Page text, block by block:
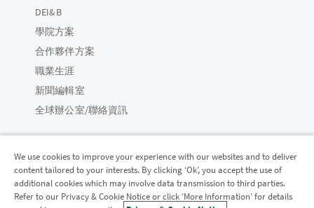
DEI&B
學院方案
合作夥伴方案
職業生涯
新聞編輯室
全球辦公室/聯絡資訊
Qlik 社群
We use cookies to improve your experience with our websites and to deliver
content tailored to your interests. By clicking ‘Ok’, you accept the use of
additional cookies which may involve data transmission to third parties.
Refer to our Privacy & Cookie Notice or click ‘More Information’ for details